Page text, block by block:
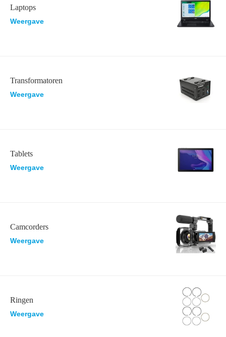
Laptops
Weergave
Transformatoren
Weergave
Tablets
Weergave
Camcorders
Weergave
Ringen
Weergave